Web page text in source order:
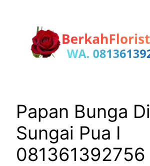
Papan Bunga Di
Sungai Pua I
081361392756